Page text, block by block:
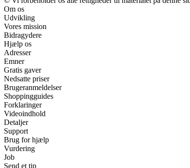
Om os
Udvikling
Vores mission
Bidragydere
Hjælp os
Adresser
Emner
Gratis gaver
Nedsatte priser
Brugeranmeldelser
Shoppingguides
Forklaringer
Videoindhold
Detaljer
Support
Brug for hjælp
Vurdering
Job
Send et tip